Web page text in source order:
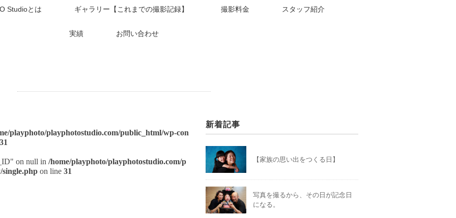
Studioとは ギャラリー【これまでの撮影記録】 撮影料金 スタッフ紹介
実績 お問い合わせ
playphoto/playphotostudio.com/public_html/wp-con
31
on null in /home/playphoto/playphotostudio.com/p
on line 31
新着記事
【家族の思い出をつくる日】
写真を撮るから、その日が記念日
になる。